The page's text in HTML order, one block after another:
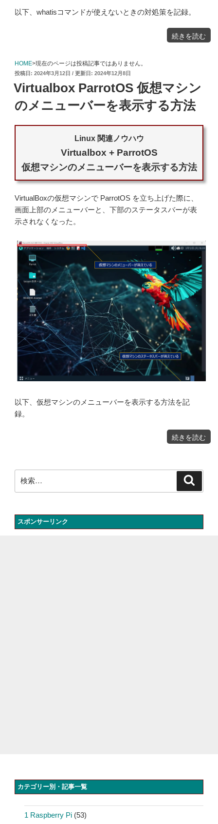
以下、whatisコマンドが使えないときの対処策を記録。
"ParrotOS
passwd:
適
せ
ん
で
し
た。"
の
続きを読む
HOME>現在のページは投稿記事ではありません。
投
日:
2024年3月12日 2024年12月8日
Virtualbox ParrotOS 仮想マシン
のメニューバーを表示する方法
Linux 関連ノウハウ
Virtualbox + ParrotOS
仮想マシンのメニューバーを表示する方法
VirtualBoxの仮想マシンで ParrotOS を立ち上げた際に、
画面上部のメニューバーと、下部のステータスバーが表
示されなくなった。
以下、仮想マシンのメニューバーを表示する方法を記
録。
"Virtualbox
ParrotOS
仮
の
メ
バ
ー
る
の
続きを読む
索:
スポンサーリンク
カテゴリー別・記事一覧
1 Raspberry Pi (53)